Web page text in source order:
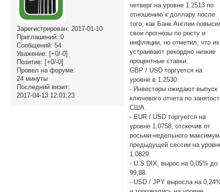
Зарегистрирован: 2017-01-10
Приглашений: 0
Сообщений: 54
Уважение: [+0/-0]
Позитив: [+0/-0]
Провел на форуме:
24 минуты
Последний визит:
2017-04-13 12:01:23
четверг на уровне 1.2513 по
отношению к доллару после
того, как Банк Англии
свои прогнозы по росту и
инфляции, но отметил, что их
устраивают рекордно низкие
процентные ставки.
GBP / USD торгуется на
уровне в 1.2530.
- Инвесторы ожидают выпуск
ключевого отчета по
США.
- EUR / USD торгуется на
уровне 1.0758, отскочив от
восьми-недельного
предыдущей сессии на
1.0829.
- U.S.DIX, вырос на 0,05% до
99,88.
- USD / JPY выросла на